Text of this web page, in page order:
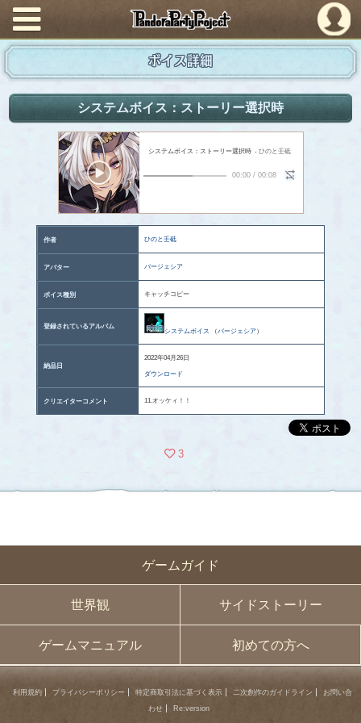
PandoraPartyProject
ゲームガイド
世界観 サイドストーリー
ゲームマニュアル 初めての方へ
ボイス詳細
システムボイス：ストーリー選択時
システムボイス：ストーリー選択時 - ひのと壬砥
00:00/ 00:08
作者 ひのと壬砥
アバター バージェシア
ボイス種別 キャッチコピー
登録されているアルバム
システムボイス （ バージェシア）
納品日
2022年04月26日
ダウンロード
クリエイターコメント 11.オッケィ！！
3
利用規約 プライバシーポリシー 特定商取引法に基づく表示 二次創作のガイドライン
お問い合
わせ
Re:version